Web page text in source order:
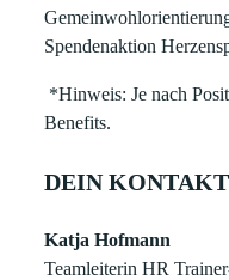
Spendenaktion
*Hinweis: Je nach
Benefits.​
DEIN KONTAKT
Katja Hofmann
Teamleiterin HR